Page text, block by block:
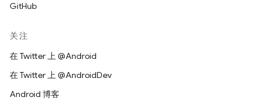
GitHub
关注
在 Twitter 上 @Android
在 Twitter 上 @AndroidDev
Android 博客